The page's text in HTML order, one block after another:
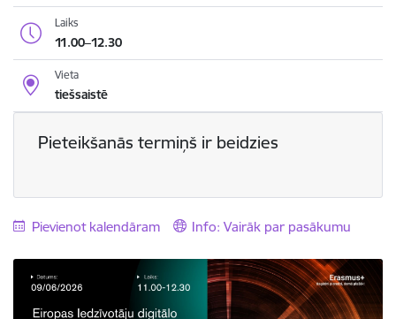
Laiks
11.00–12.30
Vieta
tiešsaistē
Pieteikšanās termiņš ir beidzies
Pievienot kalendāram Info: Vairāk par pasākumu